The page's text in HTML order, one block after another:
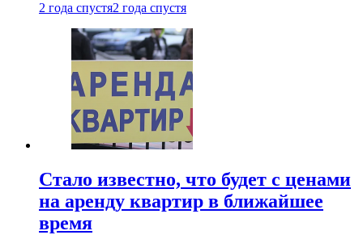
2 года спустя2 года спустя
Стало известно, что будет с ценами
на аренду квартир в ближайшее
время